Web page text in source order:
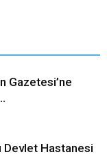
Gazetesi’ne
Devlet Hastanesi